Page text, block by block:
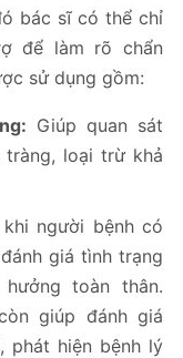
bác sĩ có thể chỉ
để làm rõ chẩn
sử dụng gồm:
Giúp quan sát
loại trừ khả
người bệnh có
giá tình trạng
toàn thân.
giúp đánh giá
phát hiện bệnh lý